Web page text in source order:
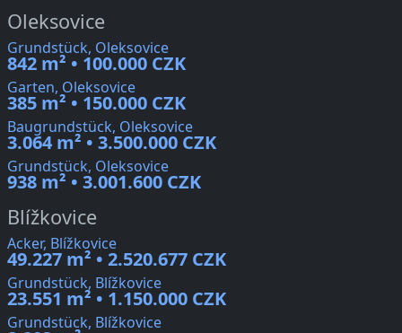
Oleksovice
Grundstück, Oleksovice
842 m² • 100.000 CZK
Garten, Oleksovice
385 m² • 150.000 CZK
Baugrundstück, Oleksovice
3.064 m² • 3.500.000 CZK
Grundstück, Oleksovice
938 m² • 3.001.600 CZK
Blížkovice
Acker, Blížkovice
49.227 m² • 2.520.677 CZK
Grundstück, Blížkovice
23.551 m² • 1.150.000 CZK
Grundstück, Blížkovice